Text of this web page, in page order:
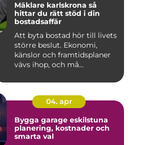
Mäklare karlskrona så
hittar du rätt stöd i din
bostadsaffär
Att byta bostad hör till livets
större beslut. Ekonomi,
känslor och framtidsplaner
vävs ihop, och må...
04. apr
Bygga garage eskilstuna
planering, kostnader och
smarta val